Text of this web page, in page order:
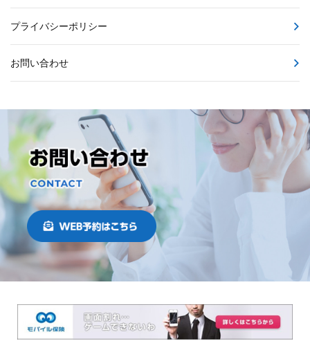
プライバシーポリシー
お問い合わせ